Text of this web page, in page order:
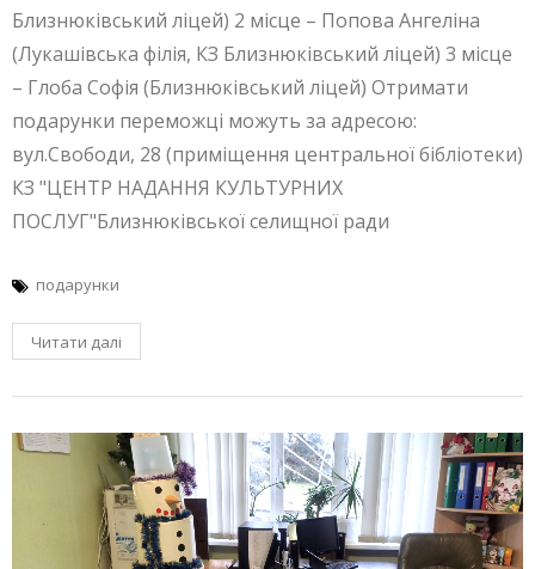
Близнюківський ліцей) 2 місце – Попова Ангеліна
(Лукашівська філія, КЗ Близнюківський ліцей) 3 місце
– Глоба Софія (Близнюківський ліцей) Отримати
подарунки переможці можуть за адресою:
вул.Свободи, 28 (приміщення центральної бібліотеки)
КЗ "ЦЕНТР НАДАННЯ КУЛЬТУРНИХ
ПОСЛУГ"Близнюківської селищної ради
подарунки
Читати далі